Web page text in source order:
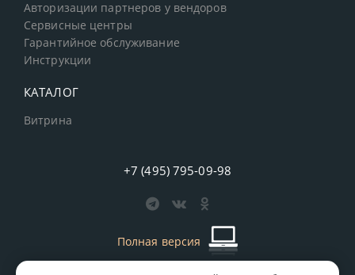
Авторизации партнеров у вендоров
Сервисные центры
Гарантийное обслуживание
Инструкции
КАТАЛОГ
Витрина
+7 (495) 795-09-98
Полная версия